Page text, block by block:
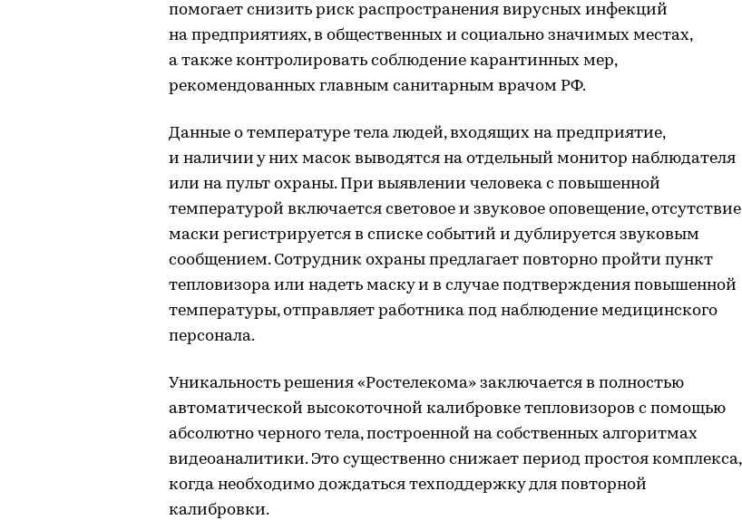
помогает снизить риск распространения вирусных инфекций
на предприятиях, в общественных и социально значимых местах,
а также контролировать соблюдение карантинных мер,
рекомендованных главным санитарным врачом РФ.
Данные о температуре тела людей, входящих на предприятие,
и наличии у них масок выводятся на отдельный монитор наблюдателя
или на пульт охраны. При выявлении человека с повышенной
температурой включается световое и звуковое оповещение, отсутствие
маски регистрируется в списке событий и дублируется звуковым
сообщением. Сотрудник охраны предлагает повторно пройти пункт
тепловизора или надеть маску и в случае подтверждения повышенной
температуры, отправляет работника под наблюдение медицинского
персонала.
Уникальность решения «Ростелекома» заключается в полностью
автоматической высокоточной калибровке тепловизоров с помощью
абсолютно черного тела, построенной на собственных алгоритмах
видеоаналитики. Это существенно снижает период простоя комплекса,
когда необходимо дождаться техподдержку для повторной
калибровки.